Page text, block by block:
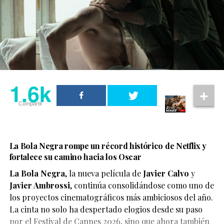
1.6k
Compartir
La Bola Negra rompe un récord histórico de Netflix y
fortalece su camino hacia los Oscar
La Bola Negra, la nueva película de Javier Calvo y
Javier Ambrossi, continúa consolidándose como uno de
los proyectos cinematográficos más ambiciosos del año.
La cinta no solo ha despertado elogios desde su paso
por el Festival de Cannes 2026, sino que ahora también